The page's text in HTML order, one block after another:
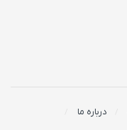
درباره ما